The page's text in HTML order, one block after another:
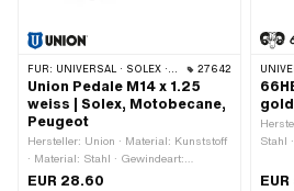
FÜR: UNIVERSAL · SOLEX · MBK / MOTOBÉCANE · PEUGEOT 27642
Union Pedale M14 x 1.25
weiss | Solex, Motobecane,
Peugeot
Hersteller: Union · Material: Kunststoff
· Material: Stahl · Gewindeart:
MF14x1.25 (Feingewinde) · Farbe:
EUR 28.60
gold
Stahl